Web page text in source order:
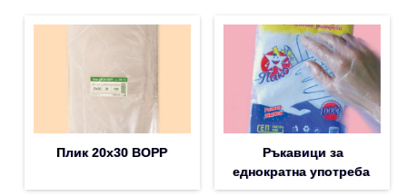
Плик 20х30 BOPP
Ръкавици за
еднократна употреба